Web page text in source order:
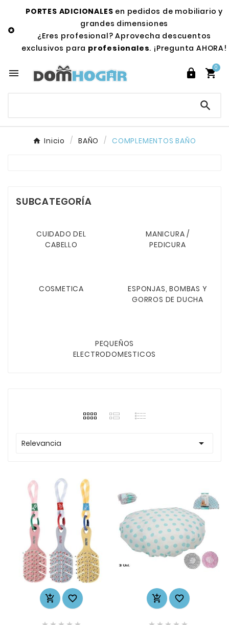

PORTES ADICIONALES en pedidos de mobiliario y
grandes dimensiones
¿Eres profesional? Aprovecha descuentos
exclusivos para profesionales. ¡Pregunta AHORA!
  
0

Inicio BAÑO COMPLEMENTOS BAÑO
SUBCATEGORÍA
CUIDADO DEL
CABELLO
MANICURA /
PEDICURA
COSMETICA
ESPONJAS, BOMBAS Y
GORROS DE DUCHA
PEQUEÑOS
ELECTRODOMESTICOS
Relevancia 
   